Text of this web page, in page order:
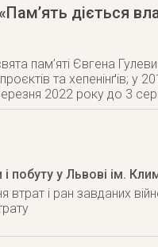
діється
пам’яті Євгена
та хепенінґів; у
2022 року до 3
побуту у Львові ім.
і ран завданих